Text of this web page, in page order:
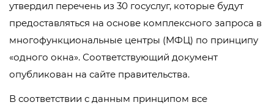
утвердил перечень из 30 госуслуг, которые будут
предоставляться на основе комплексного запроса в
многофункциональные центры (МФЦ) по принципу
«одного окна». Соответствующий документ
опубликован на сайте правительства.
В соответствии с данным принципом все